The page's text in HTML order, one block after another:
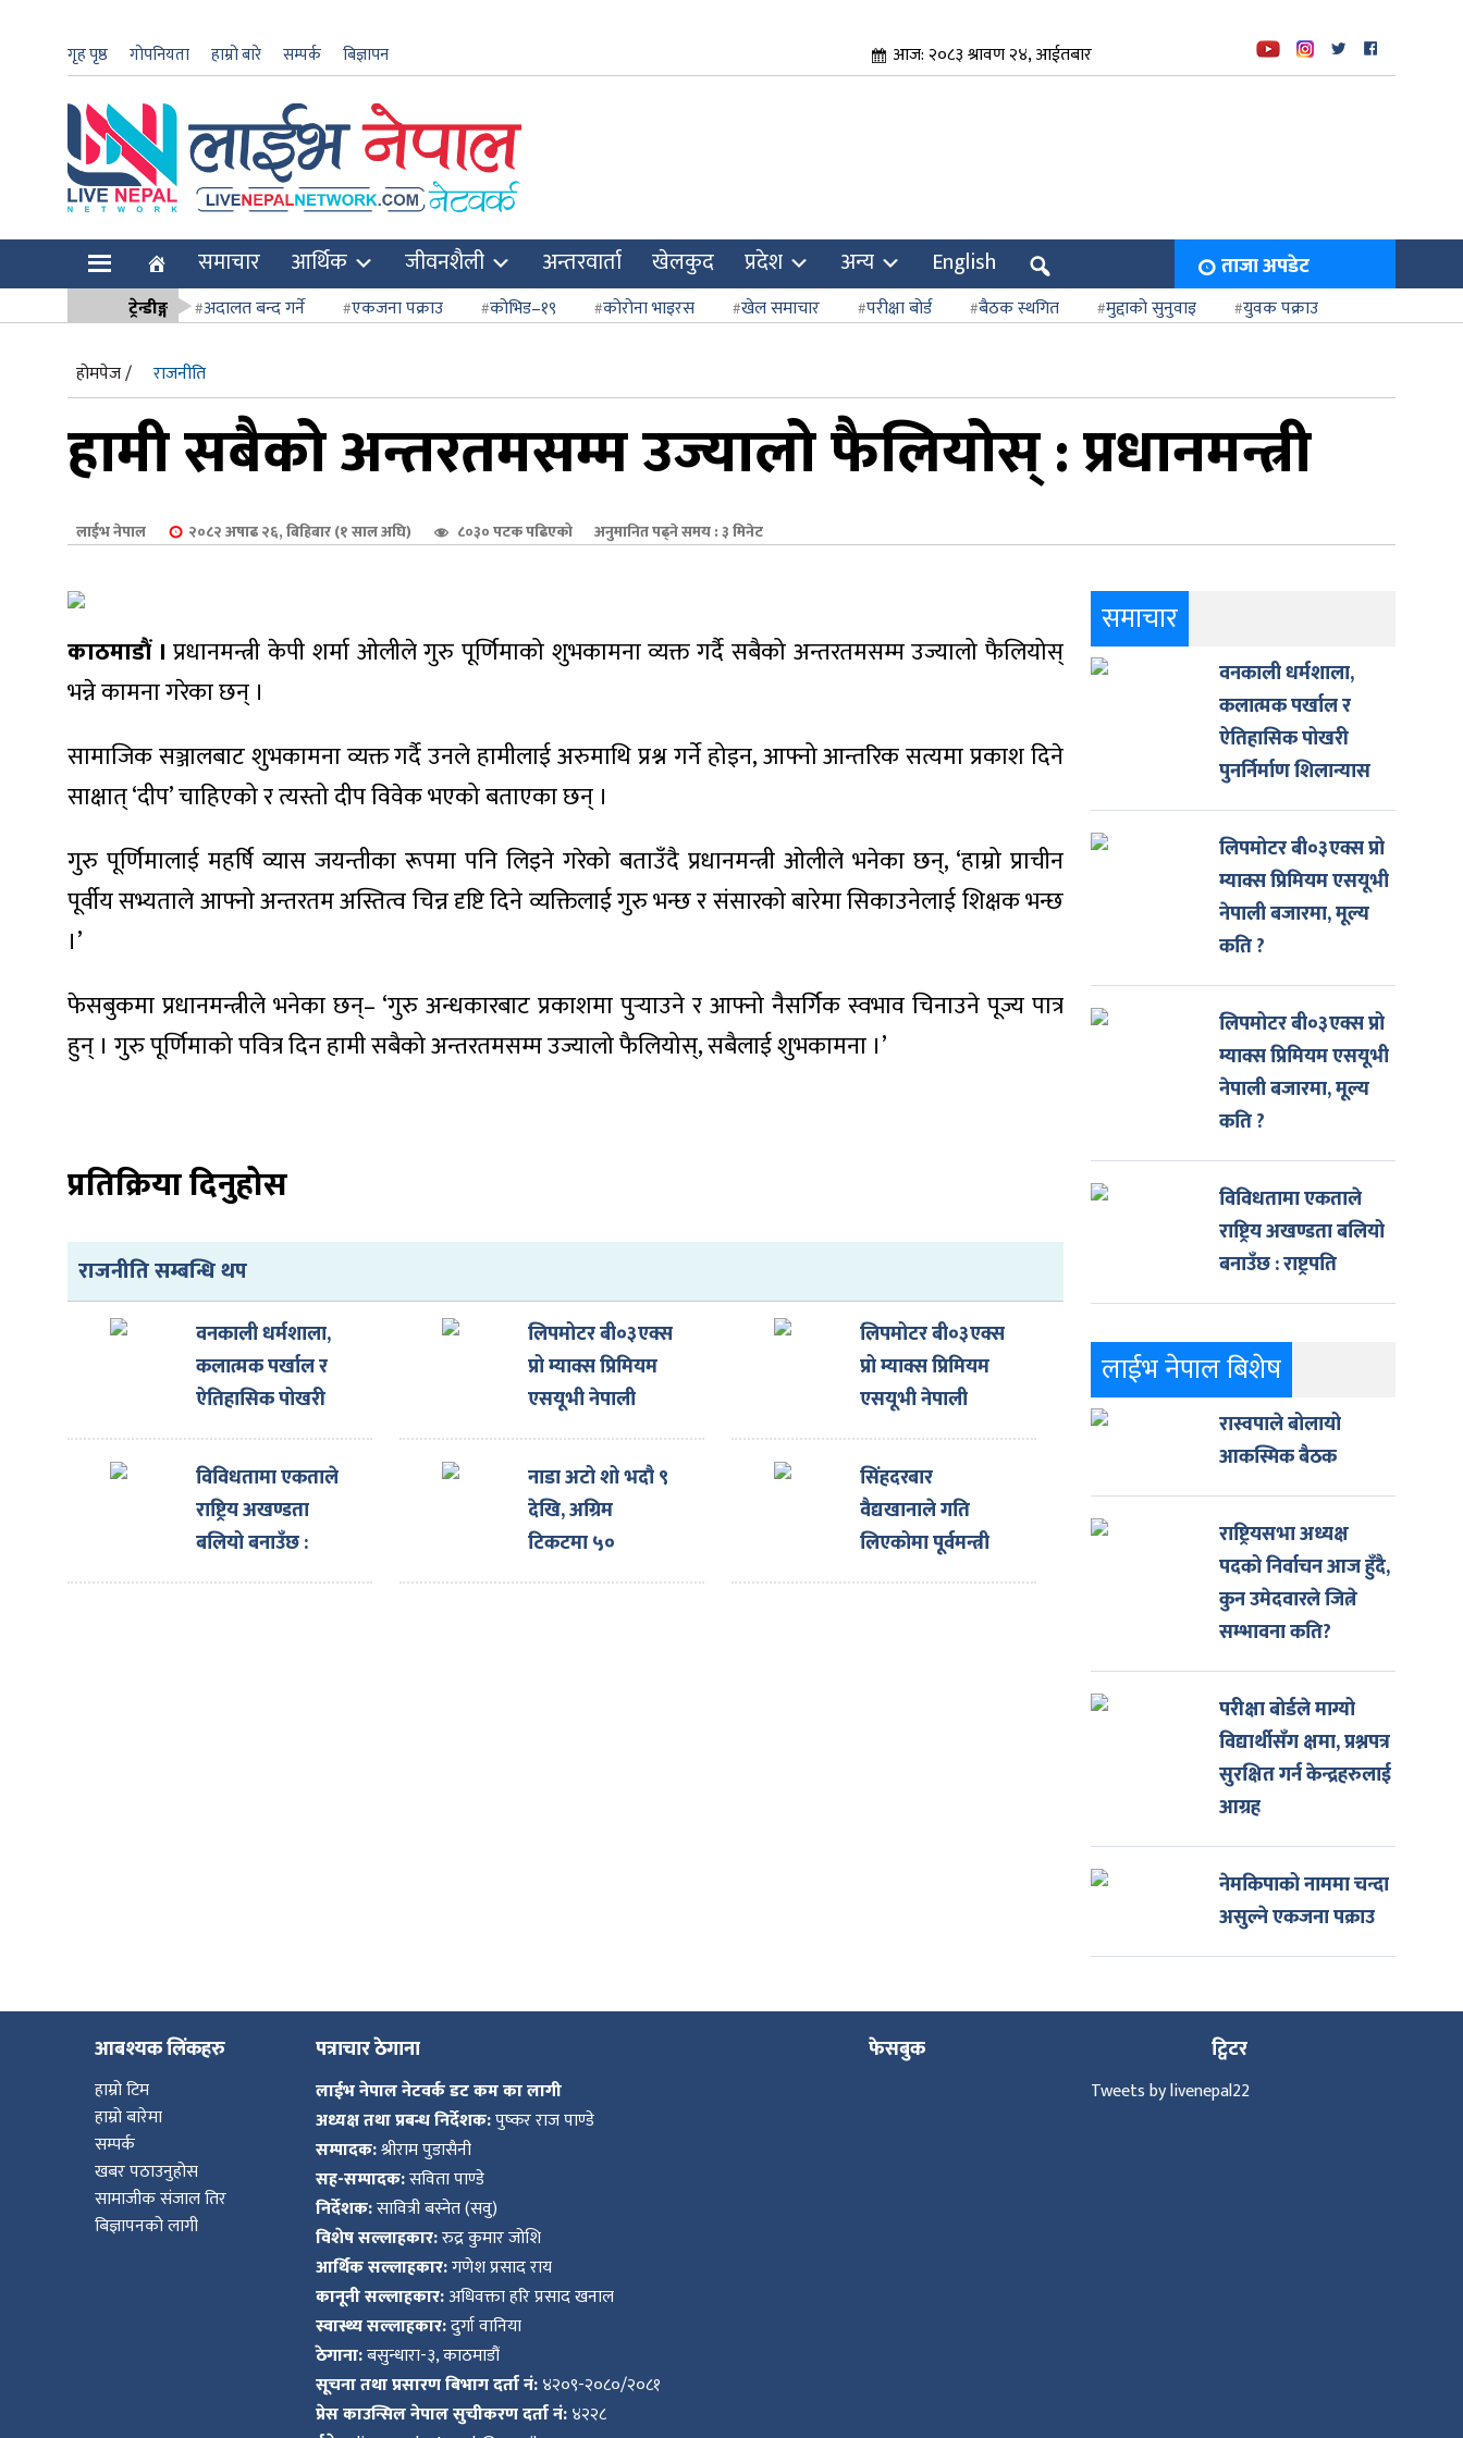
गृह पृष्ठ गोपनियता हाम्रो बारे सम्पर्क बिज्ञापन आज: २०८३ श्रावण २४, आईतबार
समाचार आर्थिक जीवनशैली अन्तरवार्ता खेलकुद प्रदेश अन्य English ताजा अपडेट
ट्रेन्डीङ्ग अदालत बन्द गर्ने एकजना पक्राउ कोभिड–१९ कोरोना भाइरस खेल समाचार परीक्षा बोर्ड बैठक स्थगित मुद्दाको सुनुवाइ
युवक पक्राउ
होमपेज /
राजनीति
हामी सबैको अन्तरतमसम्म उज्यालो फैलियोस् : प्रधानमन्त्री
लाईभ नेपाल २०८२ अषाढ २६, बिहिबार (१ साल अघि) ८०३० पटक पढिएको अनुमानित पढ्ने समय : ३ मिनेट
काठमाडौं । प्रधानमन्त्री केपी शर्मा ओलीले गुरु पूर्णिमाको शुभकामना व्यक्त गर्दै सबैको अन्तरतमसम्म उज्यालो फैलियोस्
भन्ने कामना गरेका छन् ।
सामाजिक सञ्जालबाट शुभकामना व्यक्त गर्दै उनले हामीलाई अरुमाथि प्रश्न गर्ने होइन, आफ्नो आन्तरिक सत्यमा प्रकाश दिने
साक्षात् ‘दीप’ चाहिएको र त्यस्तो दीप विवेक भएको बताएका छन् ।
गुरु पूर्णिमालाई महर्षि व्यास जयन्तीका रूपमा पनि लिइने गरेको बताउँदै प्रधानमन्त्री ओलीले भनेका छन्, ‘हाम्रो प्राचीन
पूर्वीय सभ्यताले आफ्नो अन्तरतम अस्तित्व चिन्न दृष्टि दिने व्यक्तिलाई गुरु भन्छ र संसारको बारेमा सिकाउनेलाई शिक्षक भन्छ
।’
फेसबुकमा प्रधानमन्त्रीले भनेका छन्– ‘गुरु अन्धकारबाट प्रकाशमा पुर्‍याउने र आफ्नो नैसर्गिक स्वभाव चिनाउने पूज्य पात्र
हुन् । गुरु पूर्णिमाको पवित्र दिन हामी सबैको अन्तरतमसम्म उज्यालो फैलियोस्, सबैलाई शुभकामना ।’
प्रतिक्रिया दिनुहोस
राजनीति सम्बन्धि थप
वनकाली धर्मशाला,
कलात्मक पर्खाल र
ऐतिहासिक पोखरी
पुनर्निर्माण
शिलान्यास
लिपमोटर बी०३एक्स
प्रो म्याक्स प्रिमियम
एसयूभी नेपाली
बजारमा, मूल्य कति
?
लिपमोटर बी०३एक्स
प्रो म्याक्स प्रिमियम
एसयूभी नेपाली
बजारमा, मूल्य कति
?
विविधतामा एकताले
राष्ट्रिय अखण्डता
बलियो बनाउँछ :
राष्ट्रपति
नाडा अटो शो भदौ ९
देखि, अग्रिम
टिकटमा ५०
प्रतिशतसम्म छुट
सिंहदरबार
वैद्यखानाले गति
लिएकोमा पूर्वमन्त्री
पौडेलबाट खुसी
समाचार
वनकाली धर्मशाला,
कलात्मक पर्खाल र
ऐतिहासिक पोखरी
पुनर्निर्माण शिलान्यास
लिपमोटर बी०३एक्स प्रो
म्याक्स प्रिमियम एसयूभी
नेपाली बजारमा, मूल्य
कति ?
लिपमोटर बी०३एक्स प्रो
म्याक्स प्रिमियम एसयूभी
नेपाली बजारमा, मूल्य
कति ?
विविधतामा एकताले
राष्ट्रिय अखण्डता बलियो
बनाउँछ : राष्ट्रपति
लाईभ नेपाल बिशेष
रास्वपाले बोलायो
आकस्मिक बैठक
राष्ट्रियसभा अध्यक्ष
पदको निर्वाचन आज हुँदै,
कुन उमेदवारले जित्ने
सम्भावना कति?
परीक्षा बोर्डले माग्यो
विद्यार्थीसँग क्षमा, प्रश्नपत्र
सुरक्षित गर्न केन्द्रहरुलाई
आग्रह
नेमकिपाको नाममा चन्दा
असुल्ने एकजना पक्राउ
आबश्यक लिंकहरु
हाम्रो टिम
हाम्रो बारेमा
सम्पर्क
खबर पठाउनुहोस
सामाजीक संजाल तिर
बिज्ञापनको लागी
पत्राचार ठेगाना
लाईभ नेपाल नेटवर्क डट कम का लागी
अध्यक्ष तथा प्रबन्ध निर्देशक:पुष्कर राज पाण्डे
सम्पादक:श्रीराम पुडासैनी
सह-सम्पादक:सविता पाण्डे
निर्देशक:सावित्री बस्नेत (सवु)
विशेष सल्लाहकार:रुद्र कुमार जोशि
आर्थिक सल्लाहकार:गणेश प्रसाद राय
कानूनी सल्लाहकार:अधिवक्ता हरि प्रसाद खनाल
स्वास्थ्य सल्लाहकार:दुर्गा वानिया
ठेगाना:बसुन्धारा-३, काठमाडौं
सूचना तथा प्रसारण बिभाग दर्ता नं:४२०९-२०८०/२०८१
प्रेस काउन्सिल नेपाल सुचीकरण दर्ता नं:४२२८
फेसबुक ट्विटर
Tweets by livenepal22